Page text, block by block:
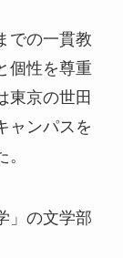
での一貫教
個性を尊重
東京の世田
ャンパスを
」の文学部